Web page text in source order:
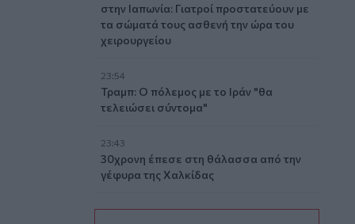
στην Ιαπωνία: Γιατροί προστατεύουν με
τα σώματά τους ασθενή την ώρα του
χειρουργείου
23:54
Τραμπ: Ο πόλεμος με το Ιράν "θα
τελειώσει σύντομα"
23:43
30χρονη έπεσε στη θάλασσα από την
γέφυρα της Χαλκίδας
23:32